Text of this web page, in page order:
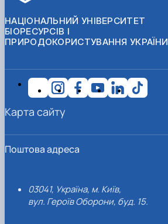
НАЦІОНАЛЬНИЙ УНІВЕРСИТЕТ
БІОРЕСУРСІВ І
ПРИРОДОКОРИСТУВАННЯ УКРАЇНИ
Поштова адреса
03041, Україна, м. Київ,
вул. Героїв Оборони, буд. 15.
Карта сайту